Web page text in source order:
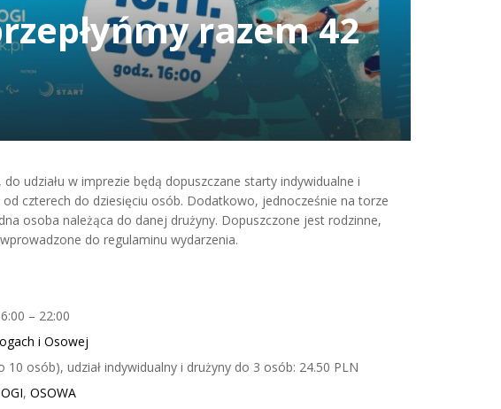
razem 42
udziału w imprezie będą dopuszczane starty indywidualne i
czterech do dziesięciu osób. Dodatkowo, jednocześnie na torze
osoba należąca do danej drużyny. Dopuszczone jest rodzinne,
do regulaminu wydarzenia.
– 22:00
i Osowej
10 osób), udział indywidualny i drużyny do 3 osób: 24.50 PLN
, OSOWA